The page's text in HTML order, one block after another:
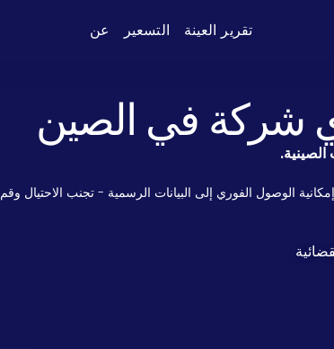
تقرير العينة التسعير عن
في الصين
الوصول الفوري إلى البيانات الرسمية - تجنب الاحتيال وقم